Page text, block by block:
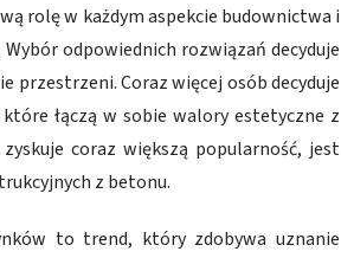
rolę w każdym aspekcie budownictwa i
odpowiednich rozwiązań decyduje
przestrzeni. Coraz więcej osób decyduje
łączą w sobie walory estetyczne z
coraz większą popularność, jest
z betonu.
to trend, który zdobywa uznanie